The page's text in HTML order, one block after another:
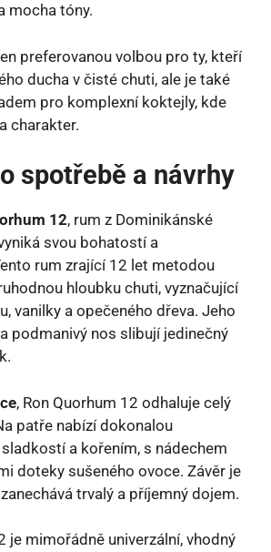
mocha tóny.
preferovanou volbou pro ty, kteří
ducha v čisté chuti, ale je také
pro komplexní koktejly, kde
charakter.
spotřebě a návrhy
12, rum z Dominikánské
svou bohatostí a
rum zrající 12 let metodou
hloubku chuti, vyznačující
vanilky a opečeného dřeva. Jeho
podmanivý nos slibují jedinečný
, Ron Quorhum 12 odhaluje celý
patře nabízí dokonalou
a kořením, s nádechem
doteky sušeného ovoce. Závěr je
trvalý a příjemný dojem.
je mimořádně univerzální, vhodný